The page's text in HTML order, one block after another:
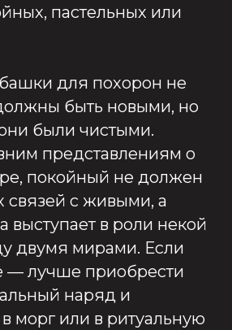
пастельных или
для похорон не
быть новыми, но
были чистыми.
представлениям о
покойный не должен
связей с живыми, а
выступает в роли некой
двумя мирами. Если
— лучше приобрести
наряд и
в морг или в ритуальную